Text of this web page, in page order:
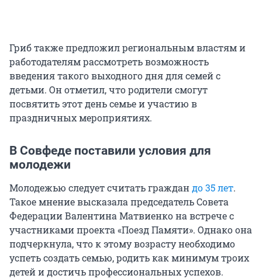
Гриб также предложил региональным властям и
работодателям рассмотреть возможность
введения такого выходного дня для семей с
детьми. Он отметил, что родители смогут
посвятить этот день семье и участию в
праздничных мероприятиях.
В Совфеде поставили условия для
молодежи
Молодежью следует считать граждандо 35 лет.
Такое мнение высказала председатель Совета
Федерации Валентина Матвиенко на встрече с
участниками проекта «Поезд Памяти». Однако она
подчеркнула, что к этому возрасту необходимо
успеть создать семью, родить как минимум троих
детей и достичь профессиональных успехов.